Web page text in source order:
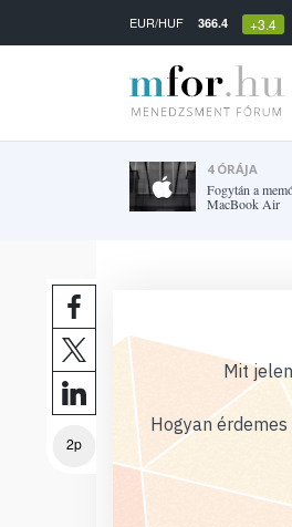
EUR/HUF 366.4 +3.4
4 ÓRÁJA
Fogytán a
MacBook Air
2p
Mit
Hogyan